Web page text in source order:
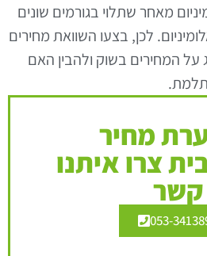
מאחר שתלוי בגורמים שונים
לכן, בצעו השוואת מחירים
המחירים בשוק ולהבין האם
מחיר
צרו איתנו
קשר
053-